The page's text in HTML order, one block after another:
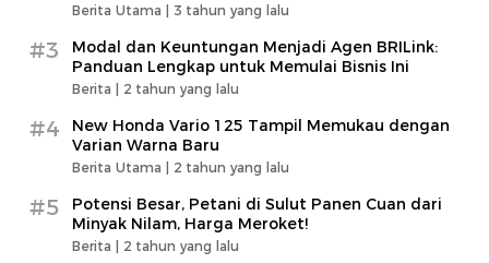
Berita Utama | 3 tahun yang lalu
#3
Modal dan Keuntungan Menjadi Agen BRILink:
Panduan Lengkap untuk Memulai Bisnis Ini
Berita | 2 tahun yang lalu
#4
New Honda Vario 125 Tampil Memukau dengan
Varian Warna Baru
Berita Utama | 2 tahun yang lalu
#5
Potensi Besar, Petani di Sulut Panen Cuan dari
Minyak Nilam, Harga Meroket!
Berita | 2 tahun yang lalu